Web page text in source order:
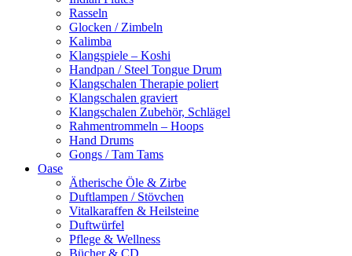
Rasseln
Glocken / Zimbeln
Kalimba
Klangspiele – Koshi
Handpan / Steel Tongue Drum
Klangschalen Therapie poliert
Klangschalen graviert
Klangschalen Zubehör, Schlägel
Rahmentrommeln – Hoops
Hand Drums
Gongs / Tam Tams
Oase
Ätherische Öle & Zirbe
Duftlampen / Stövchen
Vitalkaraffen & Heilsteine
Duftwürfel
Pflege & Wellness
Bücher & CD